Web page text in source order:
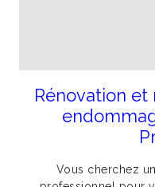
Rénovation
Vous cherchez